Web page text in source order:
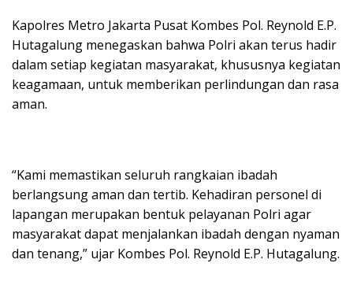
Kapolres Metro Jakarta Pusat Kombes Pol. Reynold E.P.
Hutagalung menegaskan bahwa Polri akan terus hadir
dalam setiap kegiatan masyarakat, khususnya kegiatan
keagamaan, untuk memberikan perlindungan dan rasa
aman.
“Kami memastikan seluruh rangkaian ibadah
berlangsung aman dan tertib. Kehadiran personel di
lapangan merupakan bentuk pelayanan Polri agar
masyarakat dapat menjalankan ibadah dengan nyaman
dan tenang,” ujar Kombes Pol. Reynold E.P. Hutagalung.